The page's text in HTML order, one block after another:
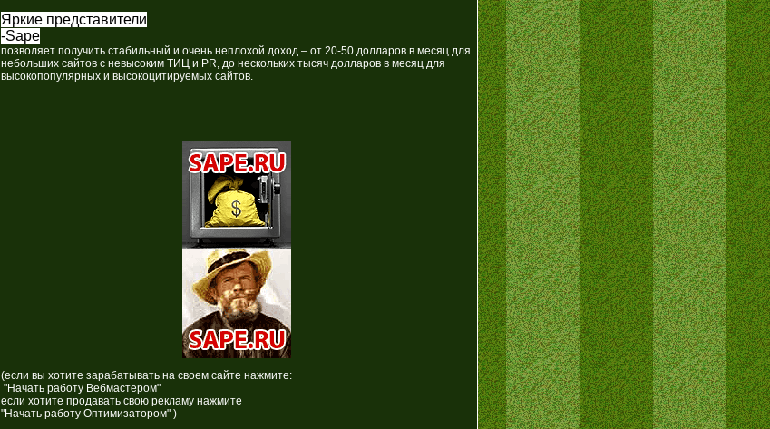
Яркие представители
-Sape
позволяет получить стабильный и очень неплохой доход – от 20-50 долларов в месяц для
небольших сайтов с невысоким ТИЦ и PR, до нескольких тысяч долларов в месяц для
высокопопулярных и высокоцитируемых сайтов.
(если вы хотите зарабатывать на своем сайте нажмите:
"Начать работу Вебмастером"
если хотите продавать свою рекламу нажмите
"Начать работу Оптимизатором" )